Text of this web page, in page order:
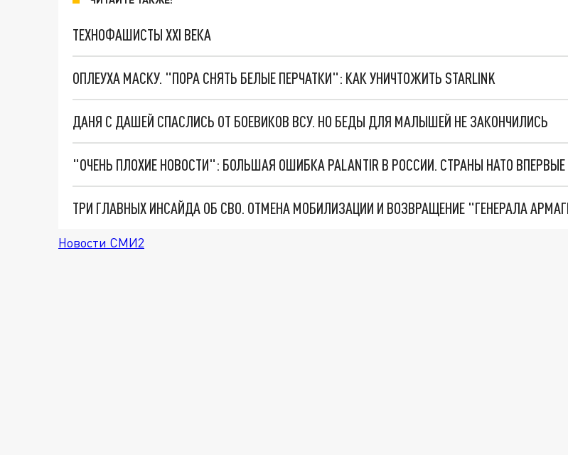
ТЕХНОФАШИСТЫ XXI ВЕКА
ОПЛЕУХА МАСКУ. "ПОРА СНЯТЬ БЕЛЫЕ ПЕРЧАТКИ": КАК УНИЧТОЖИТЬ STARLINK
ДАНЯ С ДАШЕЙ СПАСЛИСЬ ОТ БОЕВИКОВ ВСУ. НО БЕДЫ ДЛЯ МАЛЫШЕЙ НЕ ЗАКОНЧИЛИСЬ
Новости СМИ2